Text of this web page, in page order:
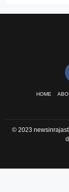
HOME
© 2023